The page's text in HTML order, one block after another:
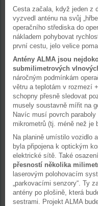
Cesta začala, když jeden z
vyzvedl anténu na svůj
operačního střediska do
nákladem pohybovat
první cestu, jelo velice
Antény ALMA jsou
submilimetrových
náročným podmínkám
větru a teplotám v rozmezí
schopny přesně sledovat
musely soustavně mířit na
Navíc musí povrch
mikrometrů (tj. méně než je
Na planině umístilo vozidlo
byla připojena k optickým
elektrické sítě. Také
přesností několika
laserovým polohovacím
„parkovacími senzory“. Ty
antény po plošině, která
sestrami. Projekt ALMA